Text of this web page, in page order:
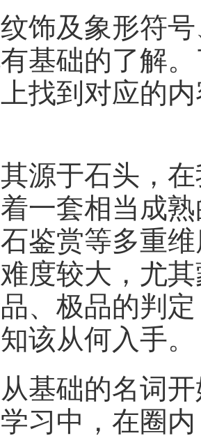
饰及象形符号
基础的了解
找到对应的
源于石头，在
一套相当成
鉴赏等多重
度较大，尤
、极品的判
该从何入手。
基础的名词开
习中，在圈